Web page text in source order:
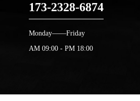
173-2328-6874
Monday——Friday
AM 09:00 - PM 18:00